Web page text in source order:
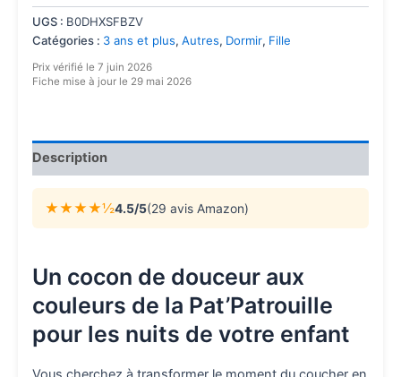
UGS : B0DHXSFBZV
Catégories : 3 ans et plus, Autres, Dormir, Fille
Prix vérifié le 7 juin 2026
Fiche mise à jour le 29 mai 2026
Description
★★★★½4.5/5(29 avis Amazon)
Un cocon de douceur aux
couleurs de la Pat’Patrouille
pour les nuits de votre enfant